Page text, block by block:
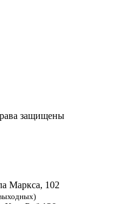
защищены
Маркса, 102